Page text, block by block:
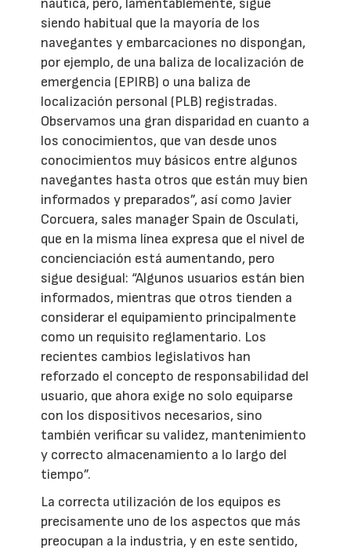
náutica, pero, lamentablemente, sigue
siendo habitual que la mayoría de los
navegantes y embarcaciones no dispongan,
por ejemplo, de una baliza de localización de
emergencia (EPIRB) o una baliza de
localización personal (PLB) registradas.
Observamos una gran disparidad en cuanto a
los conocimientos, que van desde unos
conocimientos muy básicos entre algunos
navegantes hasta otros que están muy bien
informados y preparados”, así como Javier
Corcuera, sales manager Spain de Osculati,
que en la misma línea expresa que el nivel de
concienciación está aumentando, pero
sigue desigual: “Algunos usuarios están bien
informados, mientras que otros tienden a
considerar el equipamiento principalmente
como un requisito reglamentario. Los
recientes cambios legislativos han
reforzado el concepto de responsabilidad del
usuario, que ahora exige no solo equiparse
con los dispositivos necesarios, sino
también verificar su validez, mantenimiento
y correcto almacenamiento a lo largo del
tiempo”.
La correcta utilización de los equipos es
precisamente uno de los aspectos que más
preocupan a la industria, y en este sentido,